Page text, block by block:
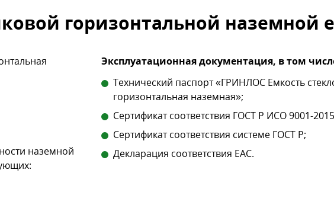
горизонтальной наземной
наземной
Эксплуатационная документация, в том
Технический паспорт «ГРИНЛОС Емкость
горизонтальная наземная»;
Сертификат соответствия ГОСТ Р ИСО 9001-
Сертификат соответствия системе ГОСТ Р;
Декларация соответствия EAC.